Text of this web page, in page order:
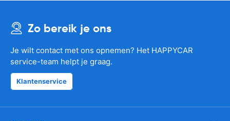
Zo bereik je ons
Je wilt contact met ons opnemen? Het HAPPYCAR
service-team helpt je graag.
Klantenservice